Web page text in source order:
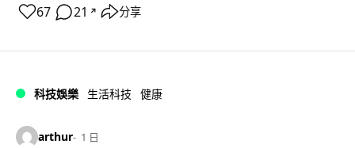
67 21 ↗ 分享
科技娛樂 生活科技 健康
arthur 1 日